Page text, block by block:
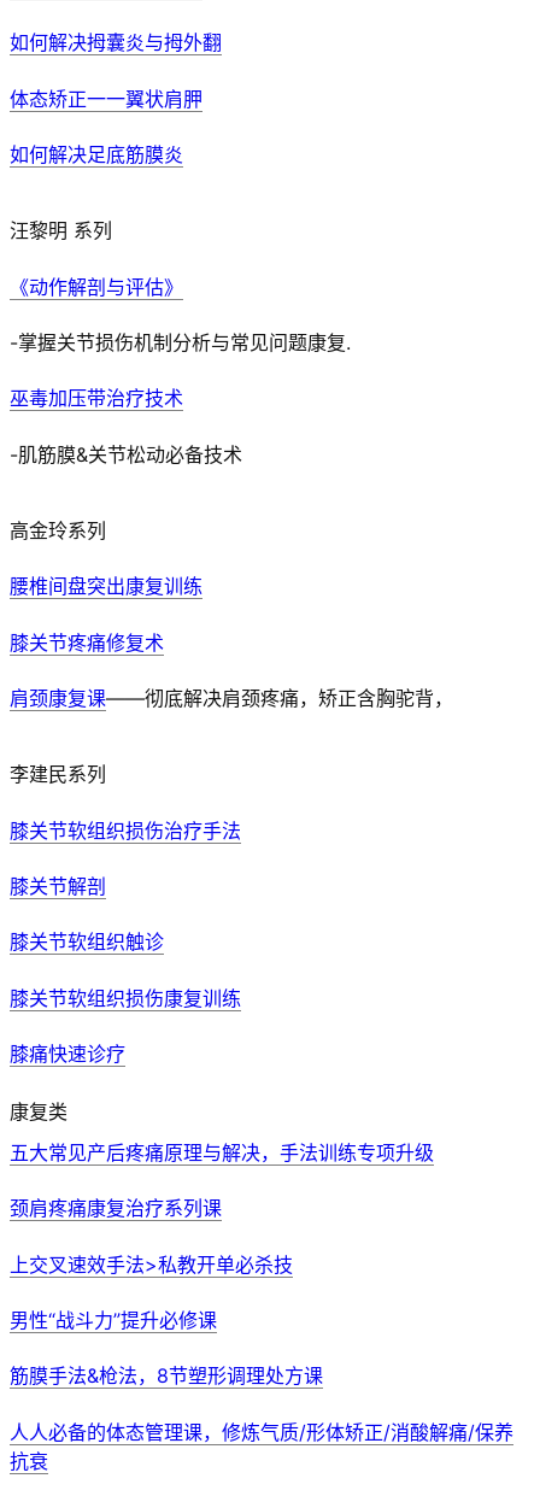
如何解决拇囊炎与拇外翻
体态矫正一一翼状肩胛
如何解决足底筋膜炎
汪黎明 系列
《动作解剖与评估》
-掌握关节损伤机制分析与常见问题康复.
巫毒加压带治疗技术
-肌筋膜&关节松动必备技术
高金玲系列
腰椎间盘突出康复训练
膝关节疼痛修复术
肩颈康复课——彻底解决肩颈疼痛，矫正含胸驼背，
李建民系列
膝关节软组织损伤治疗手法
膝关节解剖
膝关节软组织触诊
膝关节软组织损伤康复训练
膝痛快速诊疗
康复类
五大常见产后疼痛原理与解决，手法训练专项升级
颈肩疼痛康复治疗系列课
上交叉速效手法>私教开单必杀技
男性“战斗力”提升必修课
筋膜手法&枪法，8节塑形调理处方课
人人必备的体态管理课，修炼气质/形体矫正/消酸解痛/保养
抗衰